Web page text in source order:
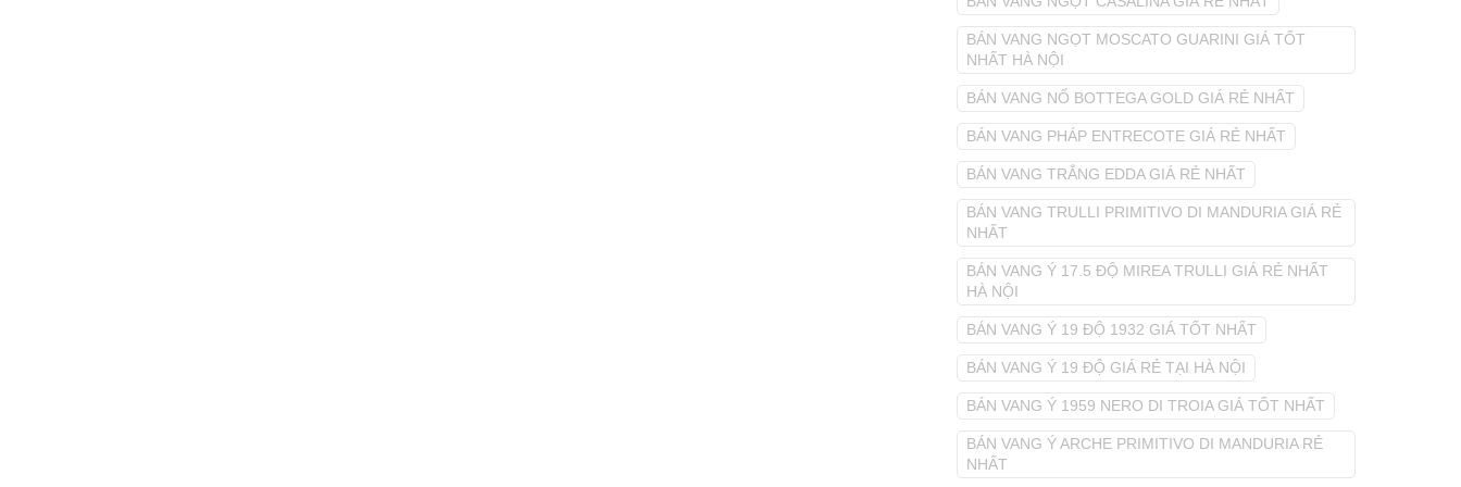
BÁN VANG NGỌT MOSCATO GUARINI GIÁ TỐT
NHẤT HÀ NỘI
BÁN VANG NỔ BOTTEGA GOLD GIÁ RẺ NHẤT
BÁN VANG PHÁP ENTRECOTE GIÁ RẺ NHẤT
BÁN VANG TRẮNG EDDA GIÁ RẺ NHẤT
BÁN VANG TRULLI PRIMITIVO DI MANDURIA GIÁ RẺ
NHẤT
BÁN VANG Ý 17.5 ĐỘ MIREA TRULLI GIÁ RẺ NHẤT
HÀ NỘI
BÁN VANG Ý 19 ĐỘ 1932 GIÁ TỐT NHẤT
BÁN VANG Ý 19 ĐỘ GIÁ RẺ TẠI HÀ NỘI
BÁN VANG Ý 1959 NERO DI TROIA GIÁ TỐT NHẤT
BÁN VANG Ý ARCHE PRIMITIVO DI MANDURIA RẺ
NHẤT